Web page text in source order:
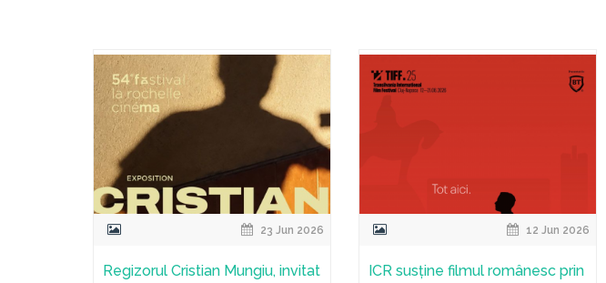
23 Jun 2026
Regizorul Cristian Mungiu, invitat
12 Jun 2026
ICR susține filmul românesc prin